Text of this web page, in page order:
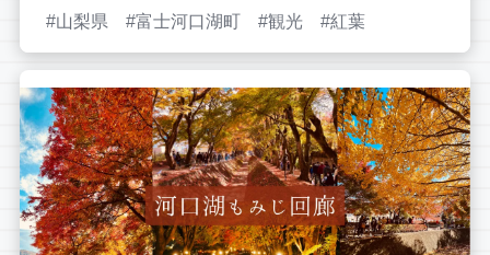
山梨県 富士河口湖町 観光 紅葉